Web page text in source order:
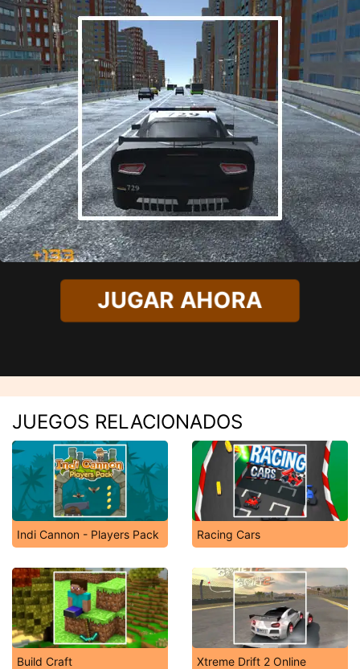
JUGAR AHORA
JUEGOS RELACIONADOS
Indi Cannon - Players Pack Racing Cars
Build Craft Xtreme Drift 2 Online